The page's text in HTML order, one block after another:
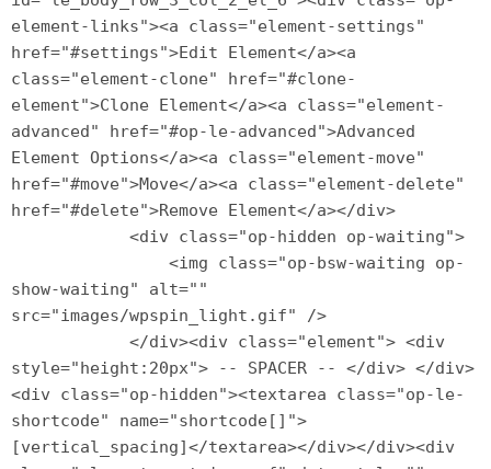
element-links"><a class="element-settings"
href="#settings">Edit Element</a><a
class="element-clone" href="#clone-
element">Clone Element</a><a class="element-
advanced" href="#op-le-advanced">Advanced
Element Options</a><a class="element-move"
href="#move">Move</a><a class="element-delete"
href="#delete">Remove Element</a></div>
show-waiting" alt=""
src="images/wpspin_light.gif" />
style="height:20px"> -- SPACER -- </div> </div>
<div class="op-hidden"><textarea class="op-le-
shortcode" name="shortcode[]">
[vertical_spacing]</textarea></div></div><div